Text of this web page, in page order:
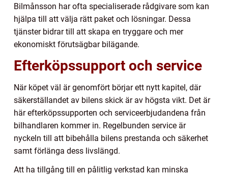
Bilmånsson har ofta specialiserade rådgivare som kan
hjälpa till att välja rätt paket och lösningar. Dessa
tjänster bidrar till att skapa en tryggare och mer
ekonomiskt förutsägbar bilägande.
Efterköpssupport och service
När köpet väl är genomfört börjar ett nytt kapitel, där
säkerställandet av bilens skick är av högsta vikt. Det är
här efterköpssupporten och serviceerbjudandena från
bilhandlaren kommer in. Regelbunden service är
nyckeln till att bibehålla bilens prestanda och säkerhet
samt förlänga dess livslängd.
Att ha tillgång till en pålitlig verkstad kan minska